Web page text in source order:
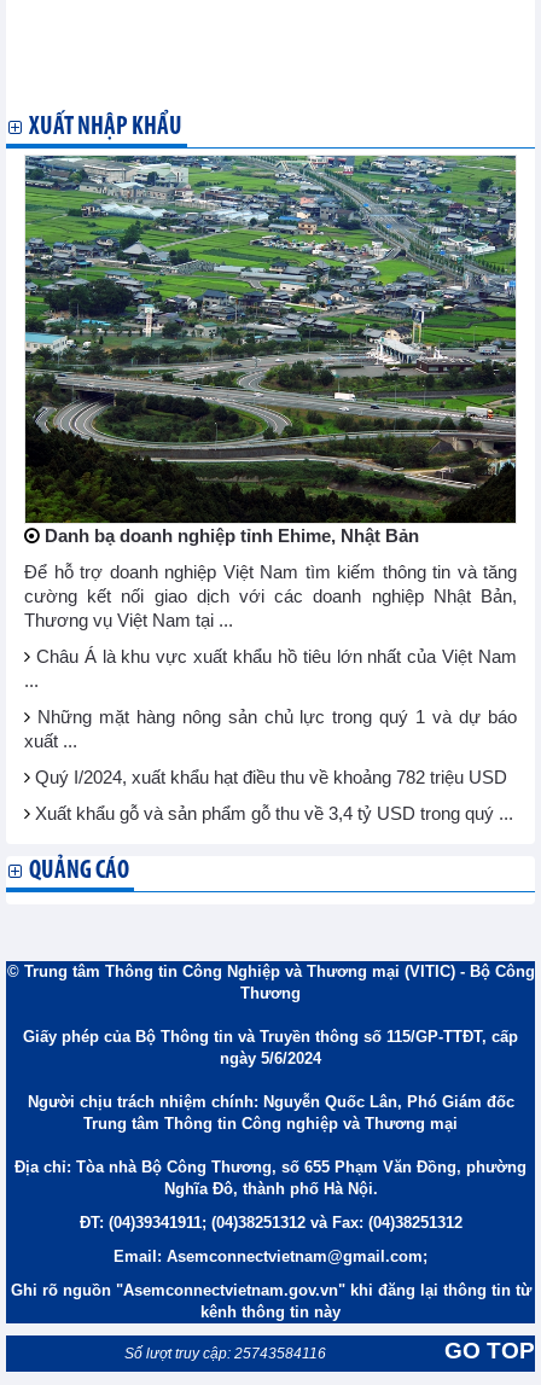
XUẤT NHẬP KHẨU
Danh bạ doanh nghiệp tỉnh Ehime, Nhật Bản
Để hỗ trợ doanh nghiệp Việt Nam tìm kiếm thông tin và tăng
cường kết nối giao dịch với các doanh nghiệp Nhật Bản,
Thương vụ Việt Nam tại ...
Châu Á là khu vực xuất khẩu hồ tiêu lớn nhất của Việt Nam
...
Những mặt hàng nông sản chủ lực trong quý 1 và dự báo
xuất ...
Quý I/2024, xuất khẩu hạt điều thu về khoảng 782 triệu USD
Xuất khẩu gỗ và sản phẩm gỗ thu về 3,4 tỷ USD trong quý ...
QUẢNG CÁO
© Trung tâm Thông tin Công Nghiệp và Thương mại (VITIC) - Bộ Công
Thương
Giấy phép của Bộ Thông tin và Truyền thông số 115/GP-TTĐT, cấp
ngày 5/6/2024
Người chịu trách nhiệm chính: Nguyễn Quốc Lân, Phó Giám đốc
Trung tâm Thông tin Công nghiệp và Thương mại
Địa chỉ: Tòa nhà Bộ Công Thương, số 655 Phạm Văn Đồng, phường
Nghĩa Đô, thành phố Hà Nội.
ĐT: (04)39341911; (04)38251312 và Fax: (04)38251312
Email: Asemconnectvietnam@gmail.com;
Ghi rõ nguồn "Asemconnectvietnam.gov.vn" khi đăng lại thông tin từ
kênh thông tin này
GO TOP
Số lượt truy cập: 25743584116